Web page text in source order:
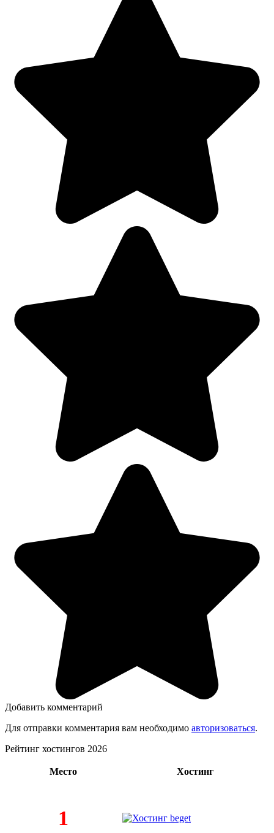
Добавить комментарий
Для отправки комментария вам необходимо авторизоваться.
Рейтинг хостингов 2026
Место Хостинг
1